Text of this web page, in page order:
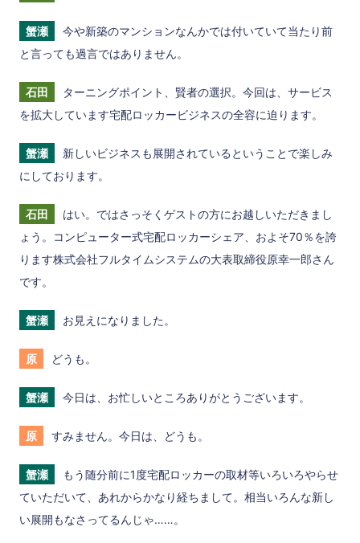
蟹瀬
今や新築のマンションなんかでは付いていて当たり前
と言っても過言ではありません。
石田
ターニングポイント、賢者の選択。今回は、サービス
を拡大しています宅配ロッカービジネスの全容に迫ります。
蟹瀬
新しいビジネスも展開されているということで楽しみ
にしております。
石田
はい。ではさっそくゲストの方にお越しいただきまし
ょう。コンピューター式宅配ロッカーシェア、およそ70％を誇
ります株式会社フルタイムシステムの大表取締役原幸一郎さん
です。
蟹瀬 お見えになりました。
原 どうも。
蟹瀬 今日は、お忙しいところありがとうございます。
原 すみません。今日は、どうも。
蟹瀬
もう随分前に1度宅配ロッカーの取材等いろいろやらせ
ていただいて、あれからかなり経ちまして。相当いろんな新し
い展開もなさってるんじゃ……。